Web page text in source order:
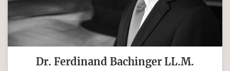
Dr. Ferdinand Bachinger LL.M.